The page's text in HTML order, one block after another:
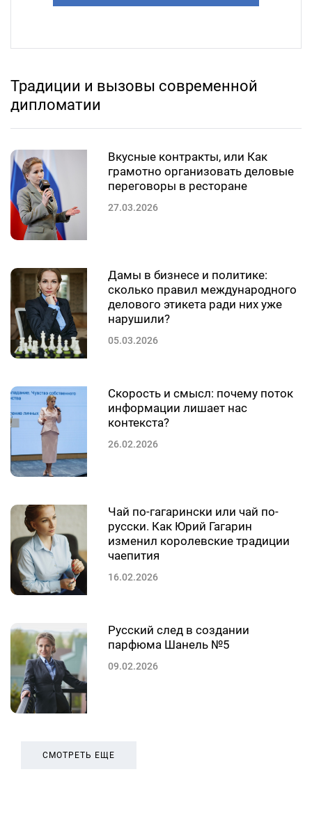
Традиции и вызовы современной
дипломатии
Вкусные контракты, или Как
грамотно организовать деловые
переговоры в ресторане
27.03.2026
Дамы в бизнесе и политике:
сколько правил международного
делового этикета ради них уже
нарушили?
05.03.2026
Скорость и смысл: почему поток
информации лишает нас
контекста?
26.02.2026
Чай по-гагарински или чай по-
русски. Как Юрий Гагарин
изменил королевские традиции
чаепития
16.02.2026
Русский след в создании
парфюма Шанель №5
09.02.2026
СМОТРЕТЬ ЕЩЕ